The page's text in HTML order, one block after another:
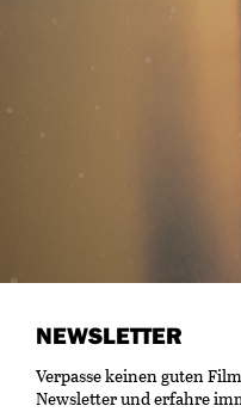
NEWSLETTER
Verpasse keinen guten
Newsletter und erfahre